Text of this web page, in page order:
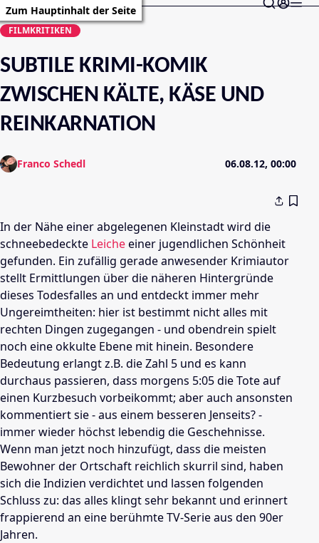
Zum Hauptinhalt der Seite
FILMKRITIKEN
SUBTILE KRIMI-KOMIK
ZWISCHEN KÄLTE, KÄSE UND
REINKARNATION
Franco Schedl 06.08.12, 00:00
In der Nähe einer abgelegenen Kleinstadt wird die
schneebedeckte Leicheeiner jugendlichen Schönheit
gefunden. Ein zufällig gerade anwesender Krimiautor
stellt Ermittlungen über die näheren Hintergründe
dieses Todesfalles an und entdeckt immer mehr
Ungereimtheiten: hier ist bestimmt nicht alles mit
rechten Dingen zugegangen - und obendrein spielt
noch eine okkulte Ebene mit hinein. Besondere
Bedeutung erlangt z.B. die Zahl 5 und es kann
durchaus passieren, dass morgens 5:05 die Tote auf
einen Kurzbesuch vorbeikommt; aber auch ansonsten
kommentiert sie - aus einem besseren Jenseits? -
immer wieder höchst lebendig die Geschehnisse.
Wenn man jetzt noch hinzufügt, dass die meisten
Bewohner der Ortschaft reichlich skurril sind, haben
sich die Indizien verdichtet und lassen folgenden
Schluss zu: das alles klingt sehr bekannt und erinnert
frappierend an eine berühmte TV-Serie aus den 90er
Jahren.